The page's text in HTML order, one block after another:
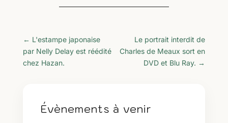
← L'estampe japonaise
par Nelly Delay est réédité
chez Hazan.
Le portrait interdit de
Charles de Meaux sort en
DVD et Blu Ray. →
Évènements à venir